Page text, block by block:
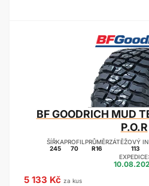
BF GOODRICH MUD
P.O.R
ŠÍŘKA
245
PROFIL
70
PRŮMĚR
R16
ZÁTĚŽOVÝ
113
EXPEDICE:
5 133 Kč za kus